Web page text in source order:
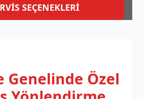
SEÇENEKLERİ
Genelinde Özel